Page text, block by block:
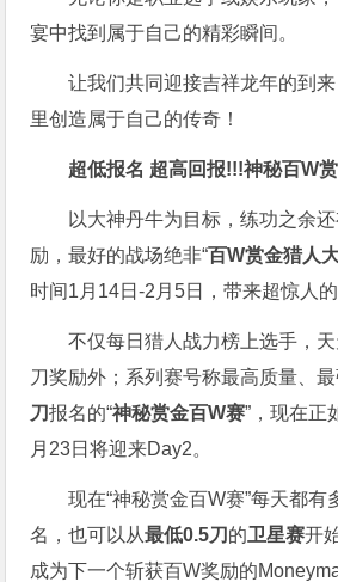
宴中找到属于自己的精彩瞬间。
让我们共同迎接吉祥龙年的到
里创造属于自己的传奇！
超低报名 超高回报!!!神秘百W
以大神丹牛为目标，练功之余
励，最好的战场绝非“百W赏金猎人
时间1月14日-2月5日，带来超惊人
不仅每日猎人战力榜上选手，
刀奖励外；系列赛号称最高质量、
刀报名的“神秘赏金百W赛”，现在正
月23日将迎来Day2。
现在“神秘赏金百W赛”每天都有
名，也可以从最低0.5刀 的卫星赛开
成为下一个斩获百W奖励的